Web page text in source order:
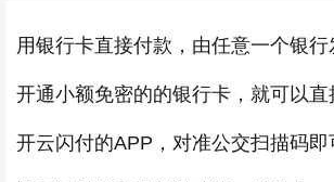
用银行卡直接付款，由任意一个银
开通小额免密的的银行卡，就可以
开云闪付的APP，对准公交扫描码